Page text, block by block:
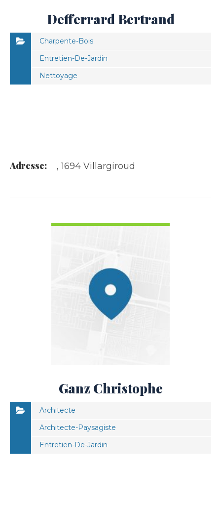
Defferrard Bertrand
Charpente-Bois
Entretien-De-Jardin
Nettoyage
Adresse: , 1694 Villargiroud
Ganz Christophe
Architecte
Architecte-Paysagiste
Entretien-De-Jardin